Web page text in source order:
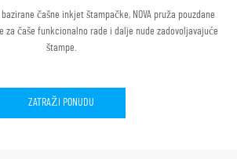
čašne inkjet štampačke, NOVA pruža pouzdane
za čaše funkcionalno rade i dalje nude zadovoljavajuće
štampe.
ZATRAŽI PONUDU